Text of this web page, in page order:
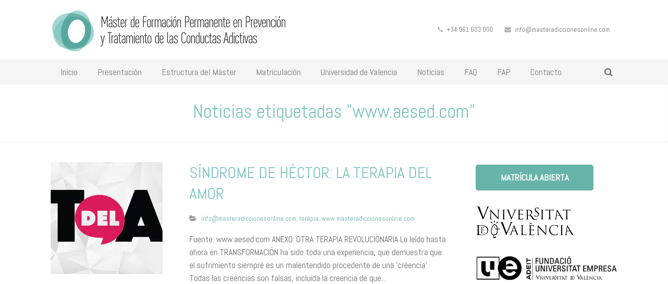
+34 961 603 000 info@masteradiccionesonline.com
Inicio Presentación Estructura del Máster Matriculación Universidad de Valencia Noticias FAQ FAP Contacto
Noticias etiquetadas "www.aesed.com"
SÍNDROME DE HÉCTOR: LA TERAPIA DEL
AMOR
info@masteradiccionesonline.com,terapia,www.masteradiccionesonline.com
Fuente: www.aesed.com ANEXO: OTRA TERAPIA REVOLUCIONARIA Lo leído hasta
ahora en TRANSFORMACIÓN ha sido toda una experiencia, que demuestra que
el sufrimiento siempre es un malentendido procedente de una ‘creencia’.
Todas las creencias son falsas, incluida la creencia de que…
MATRÍCULA ABIERTA